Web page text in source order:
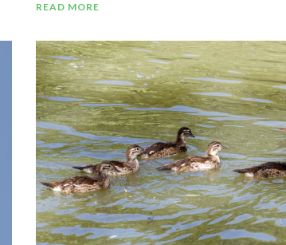
READ MORE